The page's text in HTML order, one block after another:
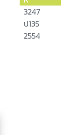
3247
ป135
2554